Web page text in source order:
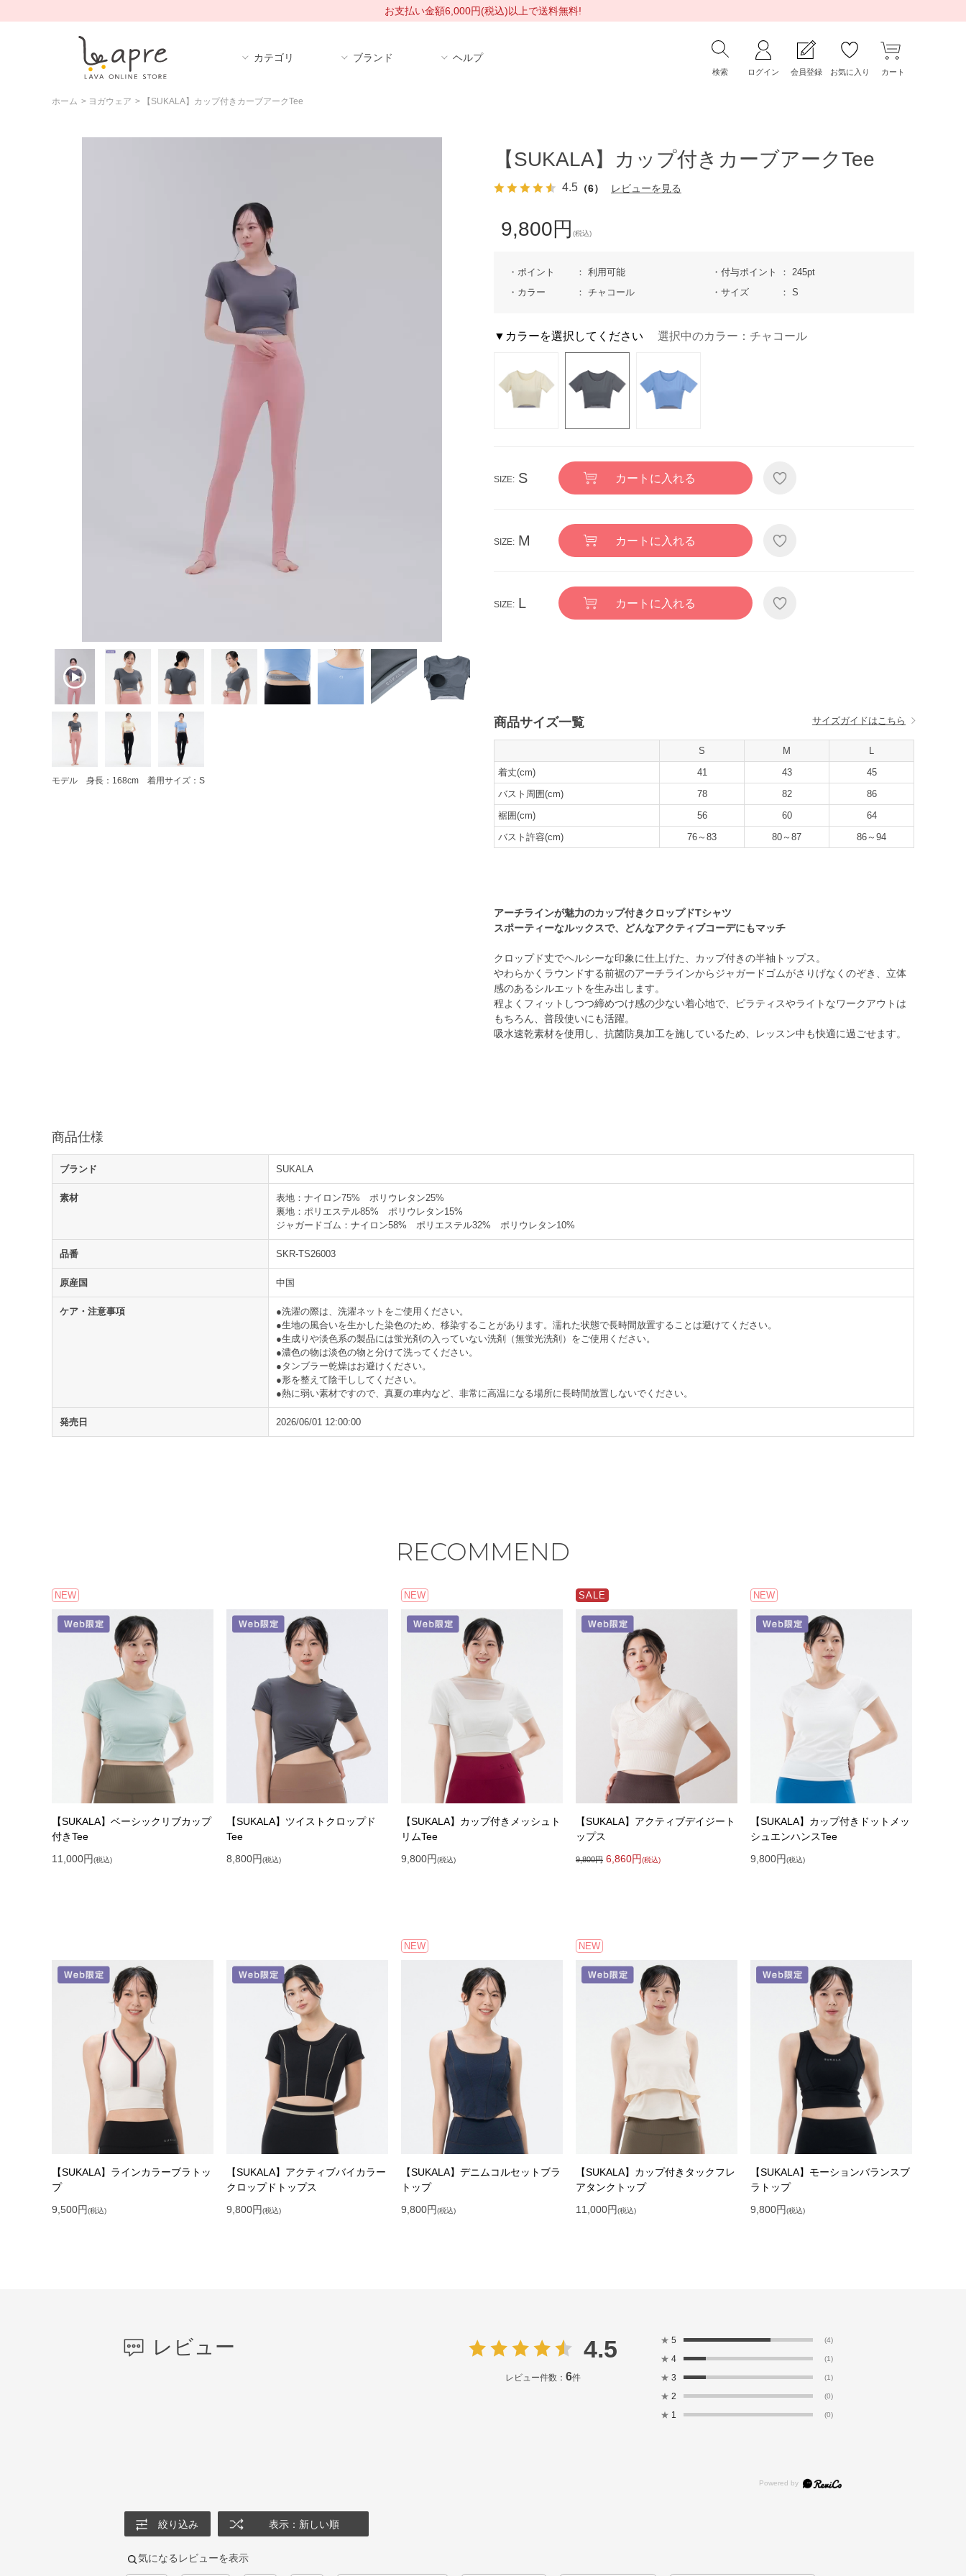
お支払い金額6,000円(税込)以上で送料無料!
カテゴリ ブランド ヘルプ
検索 ログイン 会員登録 お気に入り カート
ホーム > ヨガウェア > 【SUKALA】カップ付きカーブアークTee
モデル 身長：168cm 着用サイズ：S
【SUKALA】カップ付きカーブアークTee
4.5 （6） レビューを見る
9,800円 (税込)
ポイント
利用可能
カラー
チャコール
付与ポイント
245pt
サイズ
S
▼カラーを選択してください 選択中のカラー：チャコール
S カートに入れる
M カートに入れる
L カートに入れる
商品サイズ一覧 サイズガイドはこちら
S M
L
着丈(cm)
41 43
45
バスト周囲(cm)
78 82
86
裾囲(cm)
56 60
64
バスト許容(cm)
76～83 80～87 86～94
アーチラインが魅力のカップ付きクロップドTシャツ
スポーティーなルックスで、どんなアクティブコーデにもマッチ
クロップド丈でヘルシーな印象に仕上げた、カップ付きの半袖トップス。
やわらかくラウンドする前裾のアーチラインからジャガードゴムがさりげなくのぞき、立体
感のあるシルエットを生み出します。
程よくフィットしつつ締めつけ感の少ない着心地で、ピラティスやライトなワークアウトは
もちろん、普段使いにも活躍。
吸水速乾素材を使用し、抗菌防臭加工を施しているため、レッスン中も快適に過ごせます。
商品仕様
ブランド SUKALA
素材
表地：ナイロン75% ポリウレタン25%
裏地：ポリエステル85% ポリウレタン15%
ジャガードゴム：ナイロン58% ポリエステル32% ポリウレタン10%
品番 SKR-TS26003
原産国 中国
ケア・注意事項
●洗濯の際は、洗濯ネットをご使用ください。
●生地の風合いを生かした染色のため、移染することがあります。濡れた状態で長時間放置することは避けてください。
●生成りや淡色系の製品には蛍光剤の入っていない洗剤（無蛍光洗剤）をご使用ください。
●濃色の物は淡色の物と分けて洗ってください。
●タンブラー乾燥はお避けください。
●形を整えて陰干ししてください。
●熱に弱い素材ですので、真夏の車内など、非常に高温になる場所に長時間放置しないでください。
発売日 2026/06/01 12:00:00
RECOMMEND
NEW
【SUKALA】ベーシックリブカップ
付きTee
11,000円(税込)
【SUKALA】ツイストクロップド
Tee
8,800円(税込)
NEW
【SUKALA】カップ付きメッシュト
リムTee
9,800円(税込)
SALE
【SUKALA】アクティブデイジート
ップス
9,800円 6,860円(税込)
NEW
【SUKALA】カップ付きドットメッ
シュエンハンスTee
9,800円(税込)
【SUKALA】ラインカラーブラトッ
プ
9,500円(税込)
【SUKALA】アクティブバイカラー
クロップドトップス
9,800円(税込)
NEW
【SUKALA】デニムコルセットブラ
トップ
9,800円(税込)
NEW
【SUKALA】カップ付きタックフレ
アタンクトップ
11,000円(税込)
【SUKALA】モーションバランスブ
ラトップ
9,800円(税込)
レビュー 4.5
レビュー件数： 6件
★ 5 (4)
★ 4 (1)
★ 3 (1)
★ 2 (0)
★ 1 (0)
絞り込み 表示：新しい順
気になるレビューを表示